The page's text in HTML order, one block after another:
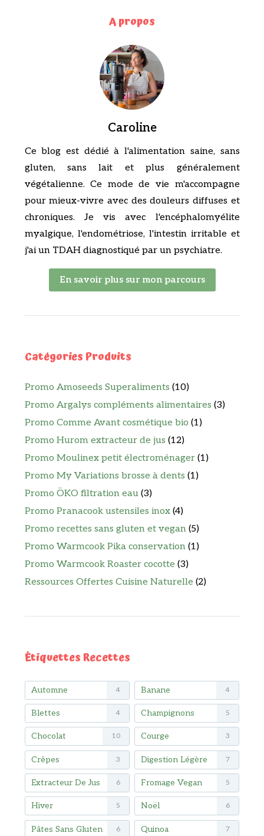
A propos
Caroline
Ce blog est dédié à l'alimentation saine, sans
gluten, sans lait et plus généralement
végétalienne. Ce mode de vie m'accompagne
pour mieux-vivre avec des douleurs diffuses et
chroniques. Je vis avec l'encéphalomyélite
myalgique, l'endométriose, l'intestin irritable et
j'ai un TDAH diagnostiqué par un psychiatre.
En savoir plus sur mon parcours
Catégories Produits
Promo Amoseeds Superaliments (10)
Promo Argalys compléments alimentaires (3)
Promo Comme Avant cosmétique bio (1)
Promo Hurom extracteur de jus (12)
Promo Moulinex petit électroménager (1)
Promo My Variations brosse à dents (1)
Promo ÖKO filtration eau (3)
Promo Pranacook ustensiles inox (4)
Promo recettes sans gluten et vegan (5)
Promo Warmcook Pika conservation (1)
Promo Warmcook Roaster cocotte (3)
Ressources Offertes Cuisine Naturelle (2)
Étiquettes Recettes
Automne 4 Banane 4
Blettes 4 Champignons 5
Chocolat 10 Courge 3
Crêpes 3 Digestion Légère 7
Extracteur De Jus 6 Fromage Vegan 5
Hiver 5 Noël 6
Pâtes Sans Gluten 6 Quinoa 7